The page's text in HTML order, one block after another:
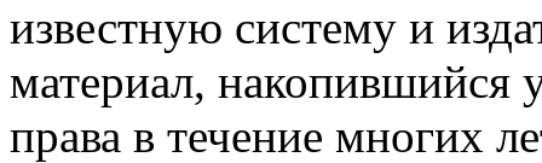
известную систему и
материал, накопившийся
права в течение многих